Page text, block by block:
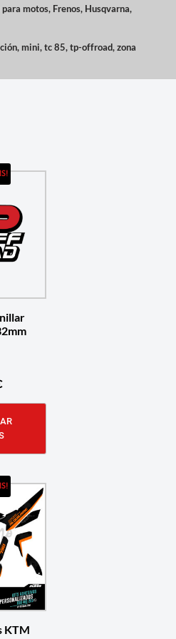
motos, Frenos, Husqvarna,
,mini,tc 85,tp-offroad,zona
KTM